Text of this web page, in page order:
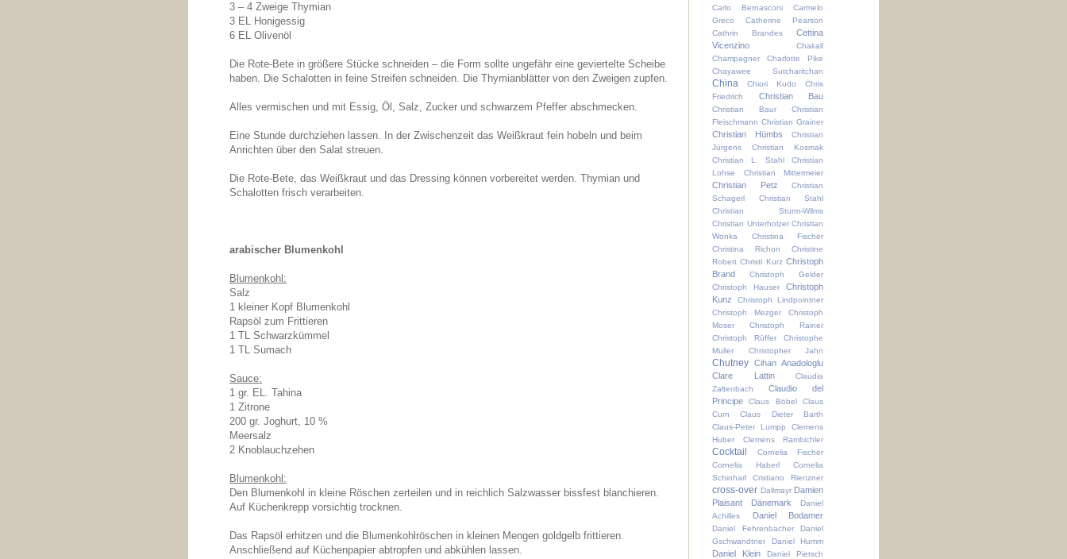
3 – 4 Zweige Thymian
3 EL Honigessig
6 EL Olivenöl
Die Rote-Bete in größere Stücke schneiden – die Form sollte ungefähr eine geviertelte Scheibe
haben. Die Schalotten in feine Streifen schneiden. Die Thymianblätter von den Zweigen zupfen.
Alles vermischen und mit Essig, Öl, Salz, Zucker und schwarzem Pfeffer abschmecken.
Eine Stunde durchziehen lassen. In der Zwischenzeit das Weißkraut fein hobeln und beim
Anrichten über den Salat streuen.
Die Rote-Bete, das Weißkraut und das Dressing können vorbereitet werden. Thymian und
Schalotten frisch verarbeiten.
arabischer Blumenkohl
Blumenkohl:
Salz
1 kleiner Kopf Blumenkohl
Rapsöl zum Frittieren
1 TL Schwarzkümmel
1 TL Sumach
Sauce:
1 gr. EL. Tahina
1 Zitrone
200 gr. Joghurt, 10 %
Meersalz
2 Knoblauchzehen
Blumenkohl:
Den Blumenkohl in kleine Röschen zerteilen und in reichlich Salzwasser bissfest blanchieren.
Auf Küchenkrepp vorsichtig trocknen.
Das Rapsöl erhitzen und die Blumenkohlröschen in kleinen Mengen goldgelb frittieren.
Anschließend auf Küchenpapier abtropfen und abkühlen lassen.
Carlo Bernasconi
Carmelo
Greco
Catherine Pearson
Cathrin Brandes
Cettina
Vicenzino
Chakall
Champagner
Charlotte Pike
Chayawee Sutcharitchan
China Chiori Kudo
Chris
Friedrich
Christian Bau
Christian Baur
Christian
Fleischmann Christian Grainer
Christian Hümbs
Christian
Jürgens
Christian Kosmak
Christian L. Stahl
Christian
Lohse
Christian Mittermeier
Christian Petz
Christian
Schagerl
Christian Stahl
Christian Sturm-Wilms
Christian Unterholzer Christian
Wonka
Christina Fischer
Christina Richon
Christine
Robert Christl Kurz Christoph
Brand
Christoph Gelder
Christoph Hauser
Christoph
Kunz
Christoph Lindpointner
Christoph Mezger
Christoph
Moser
Christoph Rainer
Christoph Rüffer
Christophe
Muller
Christopher Jahn
Chutney Cihan Anadologlu
Clare Lattin
Claudia
Zaltenbach
Claudio del
Principe
Claus Böbel
Claus
Curn
Claus Dieter Barth
Claus-Peter Lumpp
Clemens
Huber
Clemens Rambichler
Cocktail
Cornelia Fischer
Cornelia Haberl
Cornelia
Schinharl
Cristiano Rienzner
cross-over Dallmayr Damien
Plaisant
Dänemark
Daniel
Achilles
Daniel Bodamer
Daniel Fehrenbacher
Daniel
Gschwandtner
Daniel Humm
Daniel Klein
Daniel Pietsch